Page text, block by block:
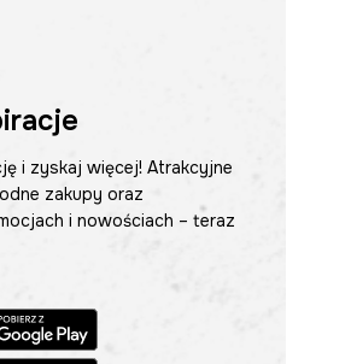
i zyskaj więcej! Atrakcyjne
zakupy oraz
i nowościach – teraz